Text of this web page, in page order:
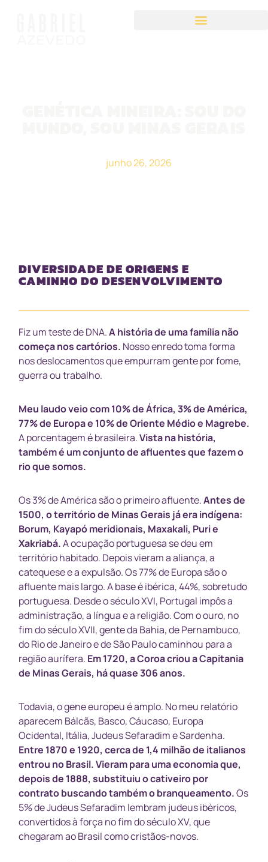
junho 26, 2026
DIVERSIDADE DE ORIGENS E
CAMINHO DO DESENVOLVIMENTO
Fiz um teste de DNA.A história de uma família não
começa nos cartórios. Nosso enredo toma forma
nos deslocamentos que empurram gente por fome,
guerra ou trabalho.
Meu laudo veio com 10% de África, 3% de América,
77% de Europa e 10% de Oriente Médio e Magrebe.
A porcentagem é brasileira.Vista na história,
também é um conjunto de afluentes que fazem o
rio que somos.
Os 3% de América são o primeiro afluente.Antes de
1500, o território de Minas Gerais já era indígena:
Borum, Kayapó meridionais, Maxakali, Puri e
Xakriabá.A ocupação portuguesa se deu em
território habitado. Depois vieram a aliança, a
catequese e a expulsão. Os 77% de Europa são o
afluente mais largo. A base é ibérica, 44%, sobretudo
portuguesa. Desde o século XVI, Portugal impôs a
administração, a língua e a religião. Com o ouro, no
fim do século XVII, gente da Bahia, de Pernambuco,
do Rio de Janeiro e de São Paulo caminhou para a
região aurífera. Em 1720, a Coroa criou a Capitania
de Minas Gerais, há quase 306 anos.
Todavia, o gene europeu é amplo. No meu relatório
aparecem Bálcãs, Basco, Cáucaso, Europa
Ocidental, Itália, Judeus Sefaradim e Sardenha.
Entre 1870 e 1920, cerca de 1,4 milhão de italianos
entrou no Brasil.Vieram para uma economia que,
depois de 1888, substituiu o cativeiro por
contrato buscando também o branqueamento.Os
5% de Judeus Sefaradim lembram judeus ibéricos,
convertidos à força no fim do século XV, que
chegaram ao Brasil como cristãos-novos.